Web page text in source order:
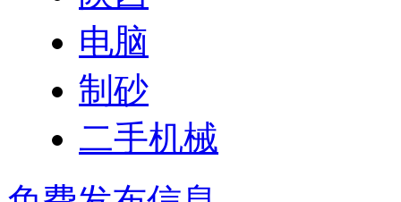
电脑
制砂
二手机械